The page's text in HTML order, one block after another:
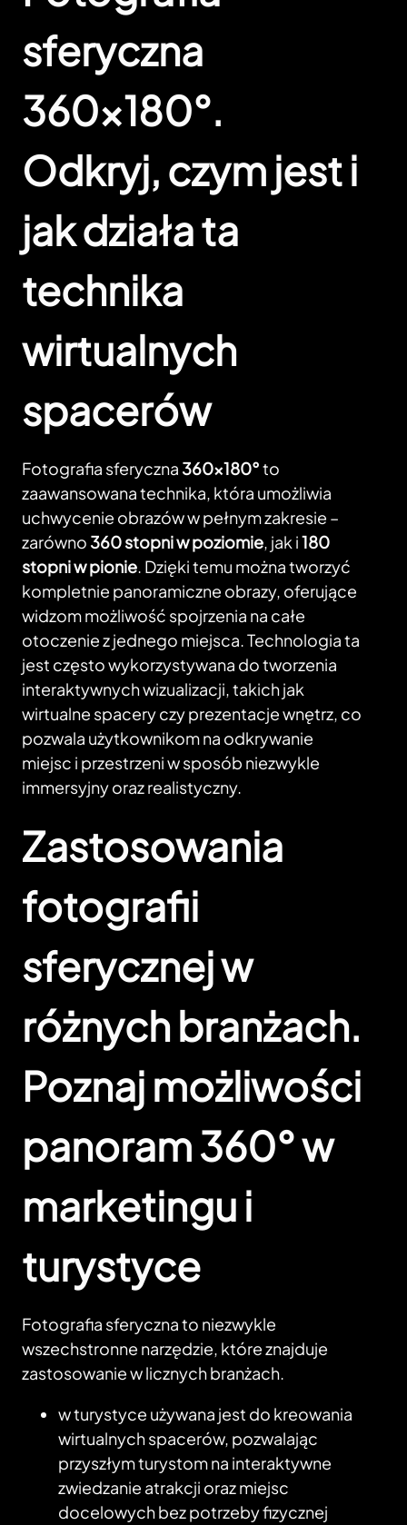
sferyczna
360×180°.
Odkryj, czym jest i
jak działa ta
technika
wirtualnych
spacerów
Fotografia sferyczna 360×180°to
zaawansowana technika, która umożliwia
uchwycenie obrazów w pełnym zakresie –
zarówno 360 stopni w poziomie, jak i180
stopni w pionie. Dzięki temu można tworzyć
kompletnie panoramiczne obrazy, oferujące
widzom możliwość spojrzenia na całe
otoczenie z jednego miejsca. Technologia ta
jest często wykorzystywana do tworzenia
interaktywnych wizualizacji, takich jak
wirtualne spacery czy prezentacje wnętrz, co
pozwala użytkownikom na odkrywanie
miejsc i przestrzeni w sposób niezwykle
immersyjny oraz realistyczny.
Zastosowania
fotografii
sferycznej w
różnych branżach.
Poznaj możliwości
panoram 360° w
marketingu i
turystyce
Fotografia sferyczna to niezwykle
wszechstronne narzędzie, które znajduje
zastosowanie w licznych branżach.
w turystyce używana jest do kreowania
wirtualnych spacerów, pozwalając
przyszłym turystom na interaktywne
zwiedzanie atrakcji oraz miejsc
docelowych bez potrzeby fizycznej